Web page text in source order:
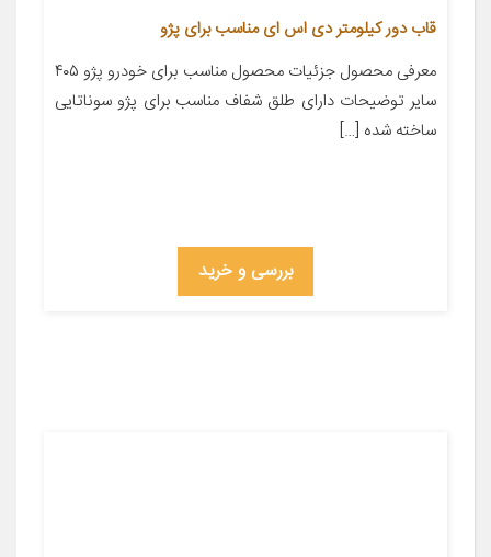
قاب دور کیلومتر دی اس ای مناسب برای پژو
معرفی محصول جزئیات محصول مناسب برای خودرو پژو ۴۰۵
سایر توضیحات دارای طلق شفاف مناسب برای پژو سوناتایی
ساخته شده […]
بررسی و خرید